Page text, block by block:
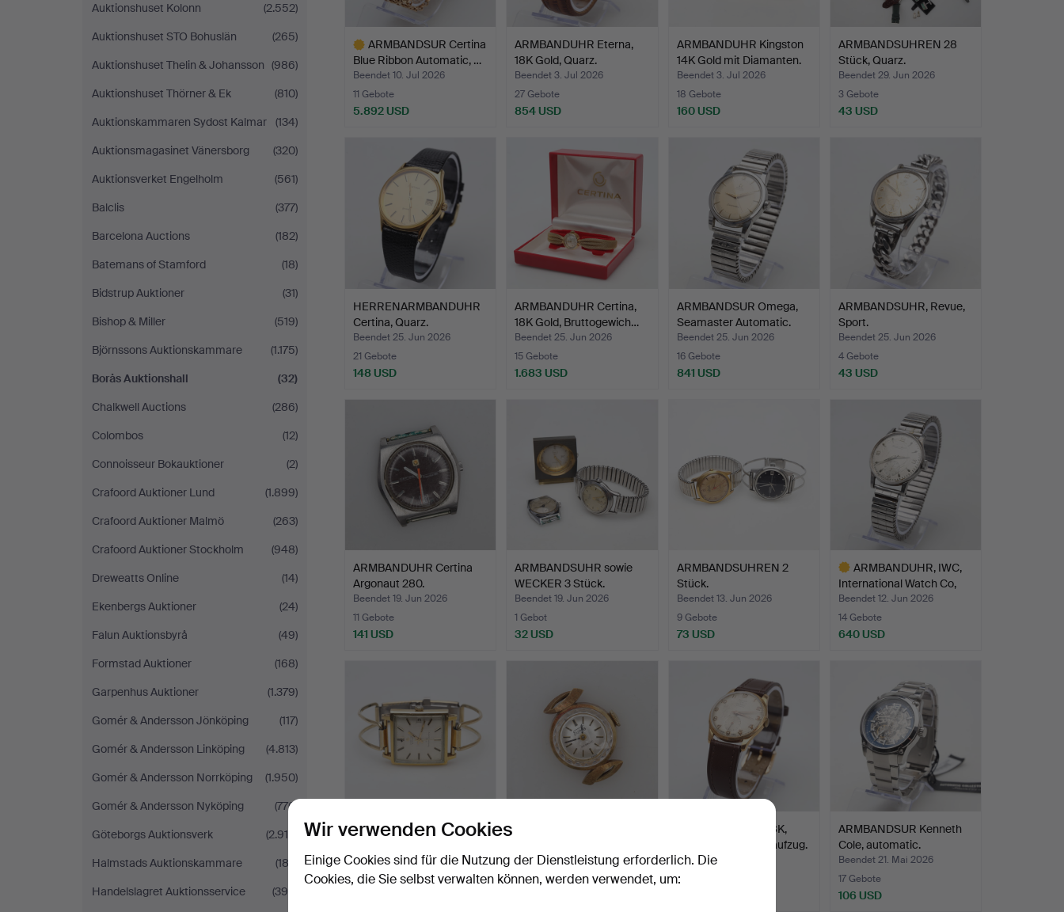
Auktionshuset Kolonn
(2.552)
Auktionshuset STO Bohuslän
(265)
Auktionshuset Thelin & Johansson (986)
Auktionshuset Thörner & Ek
(810)
Auktionskammaren Sydost Kalmar
(134)
Auktionsmagasinet Vänersborg
(320)
Auktionsverket Engelholm
(561)
Balclis
(377)
Barcelona Auctions
(182)
Batemans of Stamford
(18)
Bidstrup Auktioner
(31)
Bishop & Miller
(519)
Björnssons Auktionskammare
(1.175)
Borås Auktionshall
(32)
Chalkwell Auctions
(286)
Colombos
(12)
Connoisseur Bokauktioner
(2)
Crafoord Auktioner Lund
(1.899)
Crafoord Auktioner Malmö
(263)
Crafoord Auktioner Stockholm
(948)
Dreweatts Online
(14)
Ekenbergs Auktioner
(24)
Falun Auktionsbyrå
(49)
Formstad Auktioner
(168)
Garpenhus Auktioner
(1.379)
Gomér & Andersson Jönköping
(117)
Gomér & Andersson Linköping
(4.813)
Gomér & Andersson Norrköping
(1.950)
Gomér & Andersson Nyköping
(776)
Göteborgs Auktionsverk
(2.910)
Halmstads Auktionskammare
(183)
Handelslagret Auktionsservice
(390)
ARMBANDSUR Certina
Blue Ribbon Automatic, …
Beendet 10. Jul 2026
11 Gebote
5.892 USD
ARMBANDUHR Eterna,
18K Gold, Quarz.
Beendet 3. Jul 2026
27 Gebote
854 USD
ARMBANDUHR Kingston
14K Gold mit Diamanten.
Beendet 3. Jul 2026
18 Gebote
160 USD
ARMBANDSUHREN 28
Stück, Quarz.
Beendet 29. Jun 2026
3 Gebote
43 USD
HERRENARMBANDUHR
Certina, Quarz.
Beendet 25. Jun 2026
21 Gebote
148 USD
ARMBANDUHR Certina,
18K Gold, Bruttogewich…
Beendet 25. Jun 2026
15 Gebote
1.683 USD
ARMBANDSUR Omega,
Seamaster Automatic.
Beendet 25. Jun 2026
16 Gebote
841 USD
ARMBANDSUHR, Revue,
Sport.
Beendet 25. Jun 2026
4 Gebote
43 USD
ARMBANDUHR Certina
Argonaut 280.
Beendet 19. Jun 2026
11 Gebote
141 USD
ARMBANDSUHR sowie
WECKER 3 Stück.
Beendet 19. Jun 2026
1 Gebot
32 USD
ARMBANDSUHREN 2
Stück.
Beendet 13. Jun 2026
9 Gebote
73 USD
ARMBANDUHR, IWC,
International Watch Co,
S…
Beendet 12. Jun 2026
14 Gebote
640 USD
ARMBANDUHR Certina,
Beendet 11. Jun 2026
8 Gebote
Gram…
Beendet 3. Jun 2026
15 Gebote
ARMBANDSUHR 18K,
Gold, Donda, Handaufzug.
Beendet 21. Mai 2026
40 Gebote
ARMBANDSUR Kenneth
Cole, automatic.
Beendet 21. Mai 2026
17 Gebote
106 USD
Wir verwenden Cookies
Einige Cookies sind für die Nutzung der Dienstleistung erforderlich. Die
Cookies, die Sie selbst verwalten können, werden verwendet, um: